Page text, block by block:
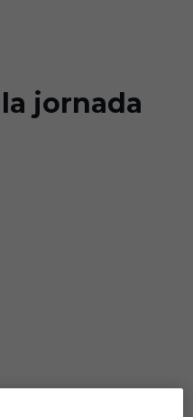
jornada